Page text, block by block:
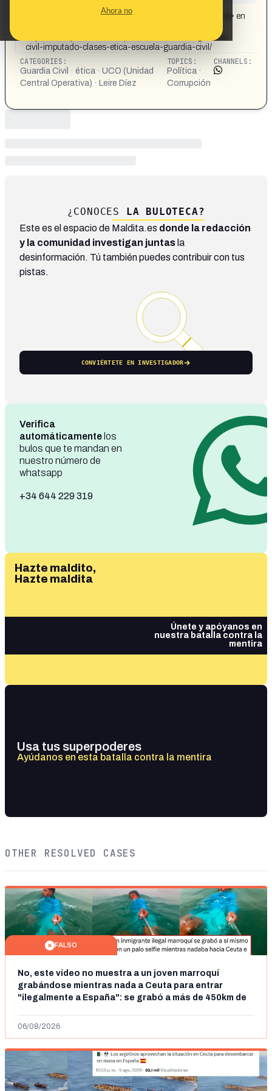
Ahora no
El capitán imputado en el caso Leire da clases de «ética» en
https://theobjective.com/espana/2026-06-01/guardia-
civil-imputado-clases-etica-escuela-guardia-civil/
CATEGORIES:
Guardia Civil · ética · UCO (Unidad
Central Operativa) · Leire Díez
TOPICS:
Política ·
Corrupción
CHANNELS:
¿CONOCES LA BULOTECA?
Este es el espacio de Maldita.es donde la redacción
y la comunidad investigan juntas la
desinformación. Tú también puedes contribuir con tus
pistas.
CONVIÉRTETE EN INVESTIGADOR
Verifica
automáticamente los
bulos que te mandan en
nuestro número de
whatsapp
+34 644 229 319
Hazte maldito,
Hazte maldita
Únete y apóyanos en
nuestra batalla contra la
mentira
Usa tus superpoderes
Ayúdanos en esta batalla contra la mentira
OTHER RESOLVED CASES
FALSO
No, este vídeo no muestra a un joven marroquí
grabándose mientras nada a Ceuta para entrar
"ilegalmente a España": se grabó a más de 450km de
06/08/2026